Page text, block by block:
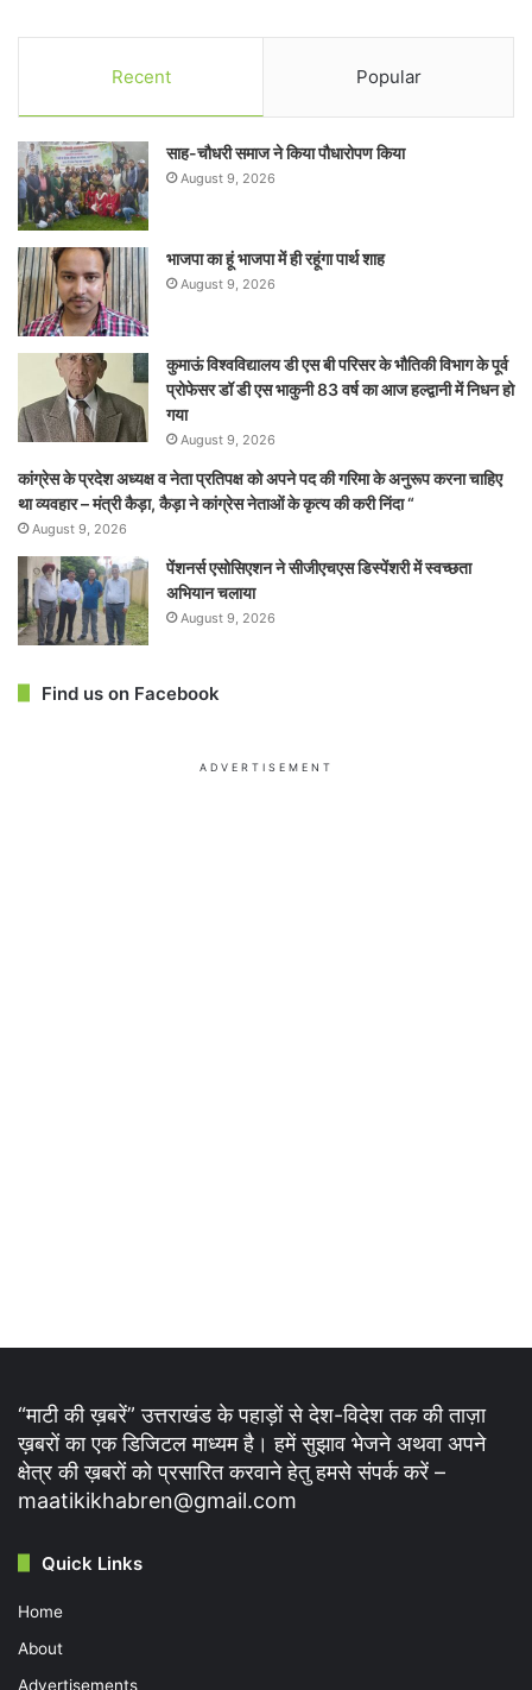
Recent Popular
साह-चौधरी समाज ने किया पौधारोपण किया
August 9, 2026
भाजपा का हूं भाजपा में ही रहूंगा पार्थ शाह
August 9, 2026
कुमाऊं विश्वविद्यालय डी एस बी परिसर के भौतिकी विभाग के पूर्व
प्रोफेसर डॉ डी एस भाकुनी 83 वर्ष का आज हल्द्वानी में निधन हो
गया
August 9, 2026
कांग्रेस के प्रदेश अध्यक्ष व नेता प्रतिपक्ष को अपने पद की गरिमा के अनुरूप करना चाहिए
था व्यवहार – मंत्री कैड़ा, कैड़ा ने कांग्रेस नेताओं के कृत्य की करी निंदा “
August 9, 2026
पेंशनर्स एसोसिएशन ने सीजीएचएस डिस्पेंशरी में स्वच्छता
अभियान चलाया
August 9, 2026
Find us on Facebook
ADVERTISEMENT
“माटी की ख़बरें” उत्तराखंड के पहाड़ों से देश-विदेश तक की ताज़ा
ख़बरों का एक डिजिटल माध्यम है। हमें सुझाव भेजने अथवा अपने
क्षेत्र की ख़बरों को प्रसारित करवाने हेतु हमसे संपर्क करें –
maatikikhabren@gmail.com
Quick Links
Home
About
Advertisements